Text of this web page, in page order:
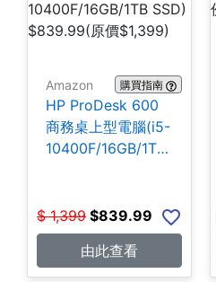
Amazon 購買指南
HP ProDesk 600
商務桌上型電腦(i5-
10400F/16GB/1TB
$ 1,399 $839.99
由此查看